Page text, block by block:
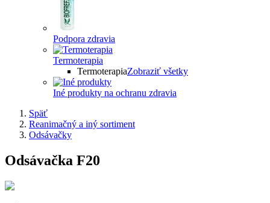
Podpora zdravia
Termoterapia
TermoterapiaZobraziť všetky
Iné produkty na ochranu zdravia
Späť
Reanimačný a iný sortiment
Odsávačky
Odsávačka F20